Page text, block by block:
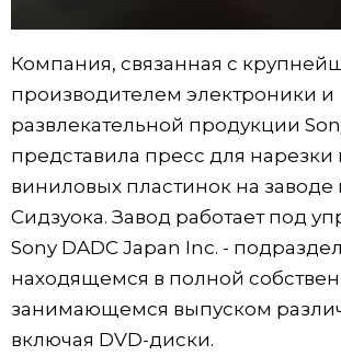
Компания, связанная с
производителем электроники и
развлекательной продукции
представила пресс для нарезки
виниловых пластинок на заводе
Сидзуока. Завод работает под
Sony DADC Japan Inc. -
находящемся в полной
занимающемся выпуском
включая DVD-диски.